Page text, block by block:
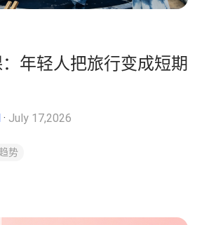
年轻人把旅行变成短期
· July 17,2026
势